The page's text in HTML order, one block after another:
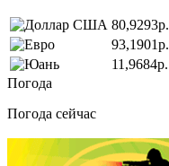
80,9293р.
93,1901р.
11,9684р.
Погода
Погода сейчас